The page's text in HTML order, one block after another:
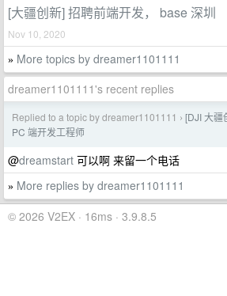
[大疆创新] 招聘前端开发， base 深圳
Nov 10, 2020
» More topics by dreamer1101111
dreamer1101111's recent replies
Replied to a topic by dreamer1101111 › [DJI 大疆
PC 端开发工程师
@dreamstart 可以啊 来留一个电话
» More replies by dreamer1101111
© 2026 V2EX · 16ms · 3.9.8.5